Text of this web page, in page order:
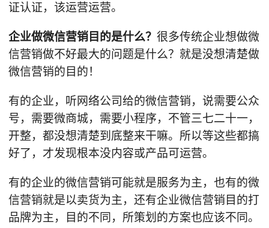
证认证，该运营运营。
企业做微信营销目的是什么？ 很多传统企业想做微
信营销做不好最大的问题是什么？就是没想清楚做
微信营销的目的！
有的企业，听网络公司给的微信营销，说需要公众
号，需要微商城，需要小程序，不管三七二十一，
开整，都没想清楚到底整来干嘛。所以等这些都搞
好了，才发现根本没内容或产品可运营。
有的企业的微信营销可能就是服务为主，也有的微
信营销就是以卖货为主，还有企业微信营销目的打
品牌为主，目的不同，所策划的方案也应该不同。